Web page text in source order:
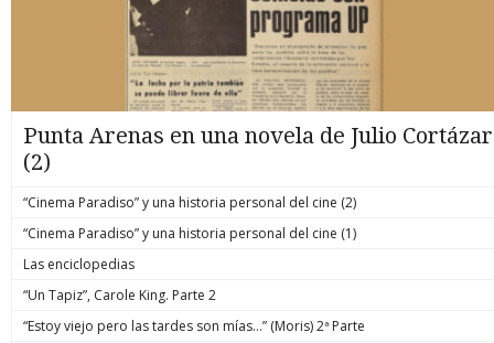
Punta Arenas en una novela de Julio Cortázar
(2)
“Cinema Paradiso” y una historia personal del cine (2)
“Cinema Paradiso” y una historia personal del cine (1)
Las enciclopedias
“Un Tapiz”, Carole King. Parte 2
“Estoy viejo pero las tardes son mías…” (Moris) 2ª Parte